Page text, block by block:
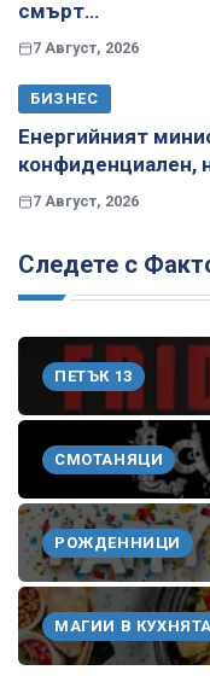
смърт…
7 Август, 2026
БИЗНЕС
Енергийният
конфиденциален,
7 Август, 2026
Следете с
ПЕТЪК 13
СМОТАНЯЦИ
РОЖДЕННИЦИ
МАГИИ В КУХНЯТА